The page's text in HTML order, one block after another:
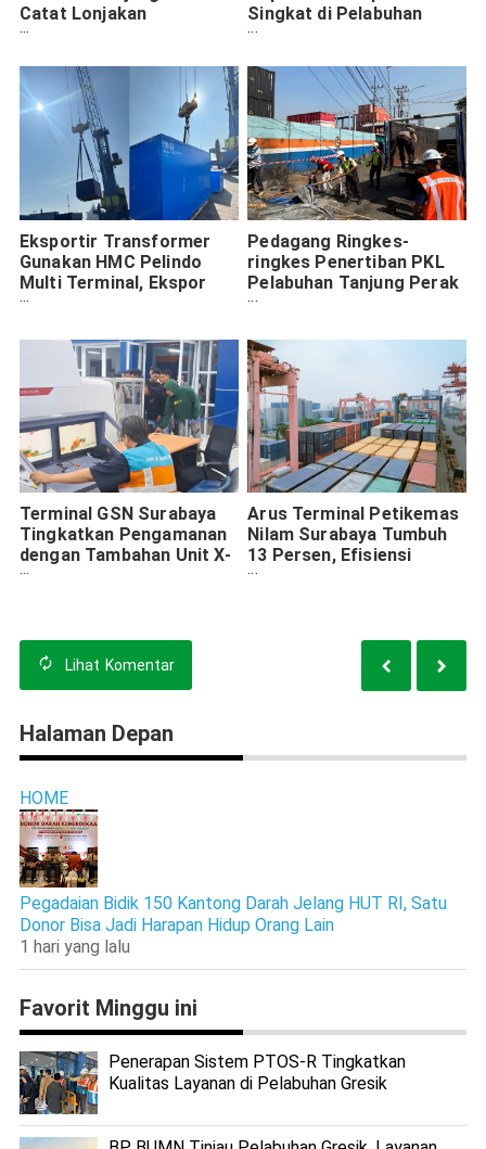
Catat Lonjakan
Penumpang & RORO
Singkat di Pelabuhan
Tanjung Perak
Eksportir Transformer
Gunakan HMC Pelindo
Multi Terminal, Ekspor
General Cargo Meningkat
Pedagang Ringkes-
ringkes Penertiban PKL
Pelabuhan Tanjung Perak
Cegah Kemacetan
Terminal GSN Surabaya
Tingkatkan Pengamanan
dengan Tambahan Unit X-
Ray Terbaru
Arus Terminal Petikemas
Nilam Surabaya Tumbuh
13 Persen, Efisiensi
Energi Meningkat
Lihat Komentar
Halaman Depan
HOME
Pegadaian Bidik 150 Kantong Darah Jelang HUT RI, Satu
Donor Bisa Jadi Harapan Hidup Orang Lain
1 hari yang lalu
Favorit Minggu ini
Penerapan Sistem PTOS-R Tingkatkan
Kualitas Layanan di Pelabuhan Gresik